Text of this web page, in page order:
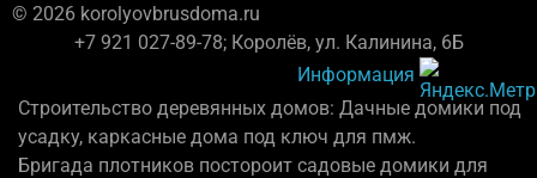
© 2026 korolyovbrusdoma.ru
+7 921 027-89-78; Королёв, ул. Калинина, 6Б
Информация
Строительство деревянных домов: Дачные домики под
усадку, каркасные дома под ключ для пмж.
Бригада плотников постороит садовые домики для